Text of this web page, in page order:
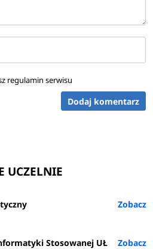
regulamin serwisu
Dodaj komentarz
UCZELNIE
Stosowanej UŁ